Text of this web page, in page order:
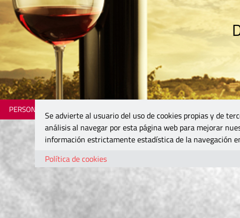
PERSONAJES
Se advierte al usuario del uso de cookies propias y de
análisis al navegar por esta página web para mejorar
información estrictamente estadística de la navegación
Política de cookies